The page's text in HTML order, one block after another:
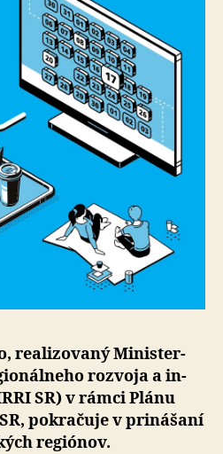
realizovaný Mi­nis­ter­
roz­vo­ja a in­
SR) v rámci Plánu
pokra­ču­je v pri­ná­ša­ní
re­gi­ó­nov.